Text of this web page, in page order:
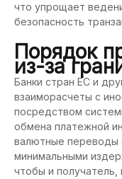
что упрощает
безопасность
Порядок
из-за
Банки стран ЕС и
взаиморасчеты с
посредством
обмена платежной
валютные переводы
минимальными
чтобы и получатель,